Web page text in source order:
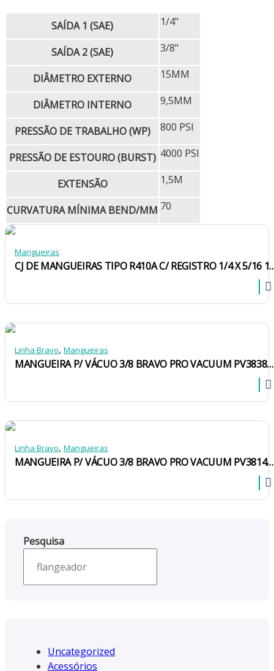
SAÍDA 1 (SAE) 1/4"
SAÍDA 2 (SAE) 3/8"
DIÂMETRO EXTERNO 15MM
DIÂMETRO INTERNO 9,5MM
PRESSÃO DE TRABALHO (WP) 800 PSI
PRESSÃO DE ESTOURO (BURST) 4000 PSI
EXTENSÃO 1,5M
CURVATURA MÍNIMA BEND/MM 70
Mangueiras
CJ DE MANGUEIRAS TIPO
Linha Bravo, Mangueiras
MANGUEIRA P/ VÁCUO 3/8 BRAVO PRO VACUUM PV383838R 3/8X3/8 1,5M 460/2300 PSI C/ REGISTRO
Linha Bravo, Mangueiras
MANGUEIRA P/ VÁCUO 3/8 BRAVO PRO VACUUM PV381438R 1/4X3/8 1,5M 460/2300 PSI C/ REGISTRO
Pesquisa
Uncategorized
Acessórios